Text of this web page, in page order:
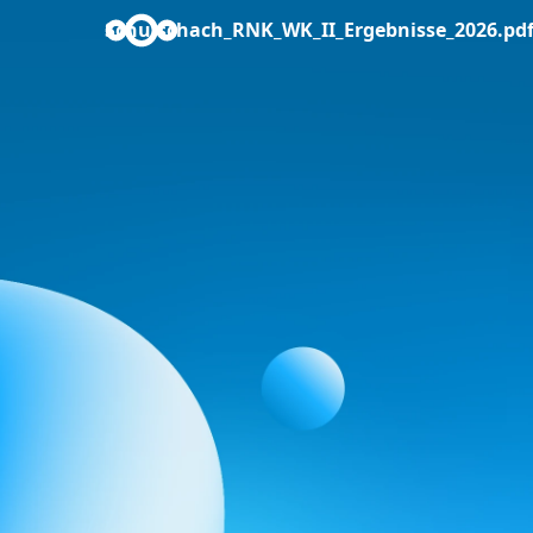
Schulschach_RNK_WK_II_Ergebnisse_2026.pdf